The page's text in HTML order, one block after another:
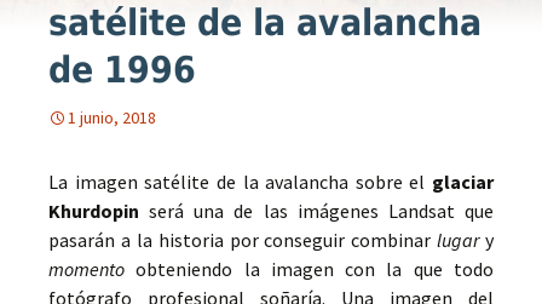
satélite de la avalancha
de 1996
1 junio, 2018
La imagen satélite de la avalancha sobre el glaciar
Khurdopin será una de las imágenes Landsat que
pasarán a la historia por conseguir combinarlugary
momento obteniendo la imagen con la que todo
fotógrafo profesional soñaría. Una imagen del